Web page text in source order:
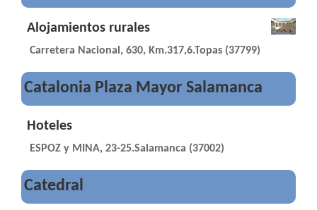
Alojamientos rurales
Carretera Nacional, 630, Km.317,6.Topas (37799)
Catalonia Plaza Mayor Salamanca
Hoteles
ESPOZ y MINA, 23-25.Salamanca (37002)
Catedral